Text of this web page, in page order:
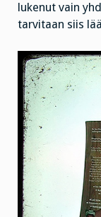
lukenut vain
tarvitaan siis